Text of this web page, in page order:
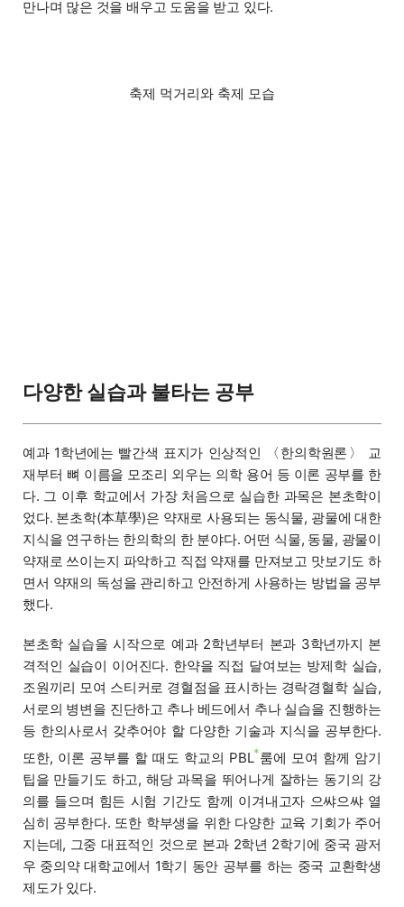
만나며 많은 것을 배우고 도움을 받고 있다.
축제 먹거리와 축제 모습
다양한 실습과 불타는 공부
예과 1학년에는 빨간색 표지가 인상적인 〈한의학원론〉 교
재부터 뼈 이름을 모조리 외우는 의학 용어 등 이론 공부를 한
다. 그 이후 학교에서 가장 처음으로 실습한 과목은 본초학이
었다. 본초학(本草學)은 약재로 사용되는 동식물, 광물에 대한
지식을 연구하는 한의학의 한 분야다. 어떤 식물, 동물, 광물이
약재로 쓰이는지 파악하고 직접 약재를 만져보고 맛보기도 하
면서 약재의 독성을 관리하고 안전하게 사용하는 방법을 공부
했다.
본초학 실습을 시작으로 예과 2학년부터 본과 3학년까지 본
격적인 실습이 이어진다. 한약을 직접 달여보는 방제학 실습,
조원끼리 모여 스티커로 경혈점을 표시하는 경락경혈학 실습,
서로의 병변을 진단하고 추나 베드에서 추나 실습을 진행하는
등 한의사로서 갖추어야 할 다양한 기술과 지식을 공부한다.
또한, 이론 공부를 할 때도 학교의 PBL*룸에 모여 함께 암기
팁을 만들기도 하고, 해당 과목을 뛰어나게 잘하는 동기의 강
의를 들으며 힘든 시험 기간도 함께 이겨내고자 으쌰으쌰 열
심히 공부한다. 또한 학부생을 위한 다양한 교육 기회가 주어
지는데, 그중 대표적인 것으로 본과 2학년 2학기에 중국 광저
우 중의약 대학교에서 1학기 동안 공부를 하는 중국 교환학생
제도가 있다.